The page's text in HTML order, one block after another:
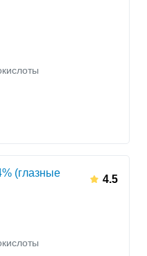
(глазные
4.5